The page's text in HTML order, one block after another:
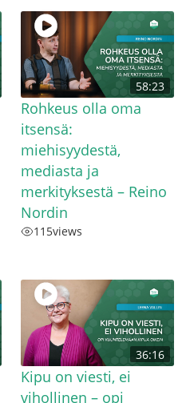
58:23
Rohkeus olla oma
itsensä:
miehisyydestä,
mediasta ja
merkityksestä – Reino
Nordin
115views
36:16
Kipu on viesti, ei
vihollinen – opi